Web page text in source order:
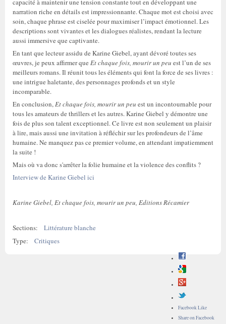
capacité à maintenir une tension constante tout en développant une
narration riche en détails est impressionnante. Chaque mot est choisi avec
soin, chaque phrase est ciselée pour maximiser l’impact émotionnel. Les
descriptions sont vivantes et les dialogues réalistes, rendant la lecture
aussi immersive que captivante.
En tant que lecteur assidu de Karine Giebel, ayant dévoré toutes ses
œuvres, je peux affirmer que Et chaque fois, mourir un peu est l’un de ses
meilleurs romans. Il réunit tous les éléments qui font la force de ses livres :
une intrigue haletante, des personnages profonds et un style
incomparable.
En conclusion,Et chaque fois, mourir un peu est un incontournable pour
tous les amateurs de thrillers et les autres. Karine Giebel y démontre une
fois de plus son talent exceptionnel. Ce livre est non seulement un plaisir
à lire, mais aussi une invitation à réfléchir sur les profondeurs de l’âme
humaine. Ne manquez pas ce premier volume, en attendant impatiemment
la suite !
Mais où va donc s'arrêter la folie humaine et la violence des conflits ?
Interview de Karine Giebel ici
Karine Giebel, Et chaque fois, mourir un peu, Editions Récamier
Sections:
Littérature blanche
Type:
Critiques
Facebook Like
Share on Facebook